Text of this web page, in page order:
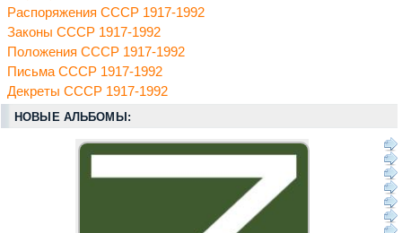
Распоряжения СССР 1917-1992
Законы СССР 1917-1992
Положения СССР 1917-1992
Письма СССР 1917-1992
Декреты СССР 1917-1992
НОВЫЕ АЛЬБОМЫ: